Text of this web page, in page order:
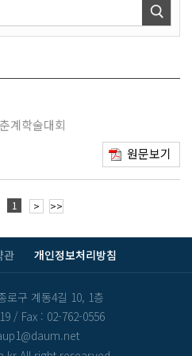
계학술대회
원문보기
1 > >>
관 개인정보처리방침
로구 계동4길 10, 1층
/ Fax : 02-762-0556